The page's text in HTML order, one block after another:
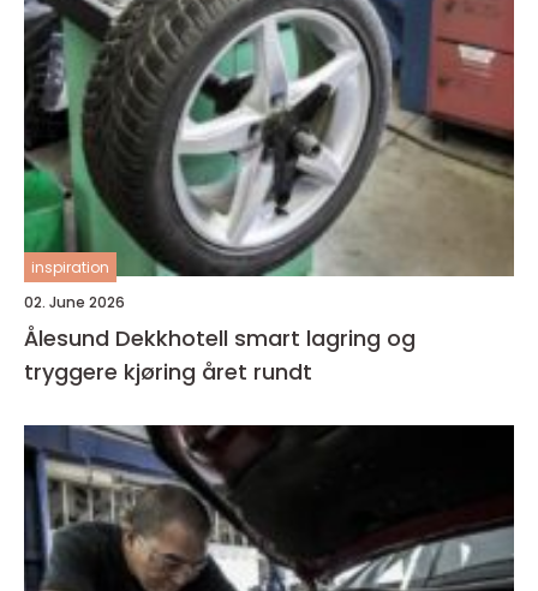
inspiration
02. June 2026
Ålesund Dekkhotell smart lagring og
tryggere kjøring året rundt